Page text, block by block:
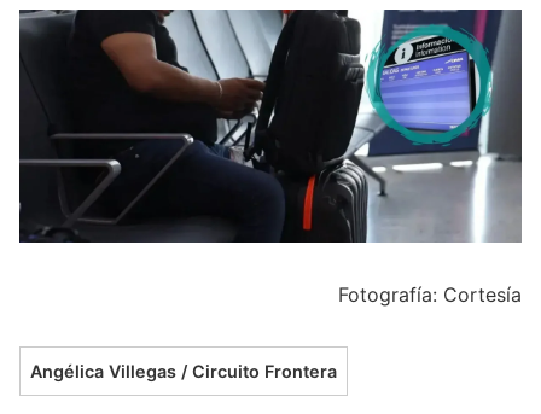
Fotografía: Cortesía
Angélica Villegas / Circuito Frontera